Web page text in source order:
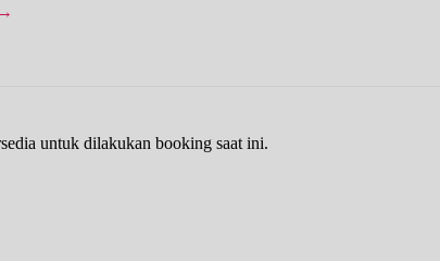
untuk dilakukan booking saat ini.